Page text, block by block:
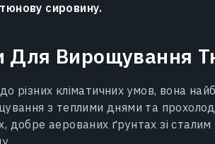
сировину.
Для Вирощування
різних кліматичних умов, вона
з теплими днями та
добре аерованих ґрунтах зі сталим